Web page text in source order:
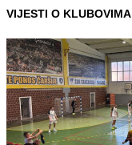
VIJESTI O KLUBOVIMA